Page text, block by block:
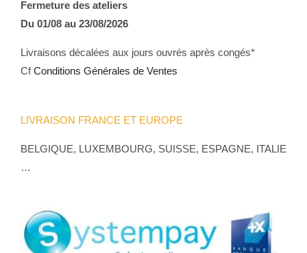
Fermeture des ateliers
Du 01/08 au 23/08/2026
Livraisons décalées aux jours ouvrés après congés*
CfConditions Générales de Ventes
LIVRAISON FRANCE ET EUROPE
BELGIQUE, LUXEMBOURG, SUISSE, ESPAGNE, ITALIE
…